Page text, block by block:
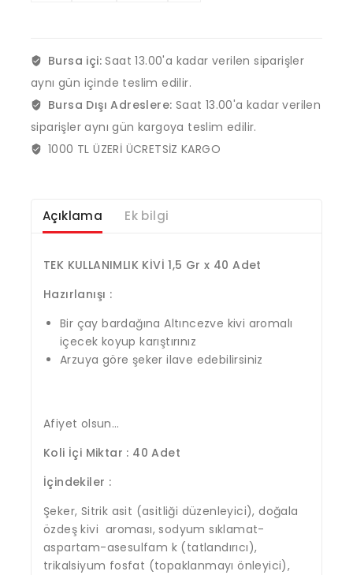
Bursa içi:Saat 13.00'a kadar verilen siparişler
aynı gün içinde teslim edilir.
Bursa Dışı Adreslere: Saat 13.00'a kadar verilen
siparişler aynı gün kargoya teslim edilir.
1000 TL ÜZERİ ÜCRETSİZ KARGO
Açıklama Ek bilgi
TEK KULLANIMLIK KİVİ 1,5 Gr x 40 Adet
Hazırlanışı :
Bir çay bardağına Altıncezve kivi aromalı
içecek koyup karıştırınız
Arzuya göre şeker ilave edebilirsiniz
Afiyet olsun…
Koli İçi Miktar : 40 Adet
İçindekiler :
Şeker, Sitrik asit (asitliği düzenleyici), doğala
özdeş kivi aroması, sodyum sıklamat-
aspartam-asesulfam k (tatlandırıcı),
trikalsiyum fosfat (topaklanmayı önleyici),